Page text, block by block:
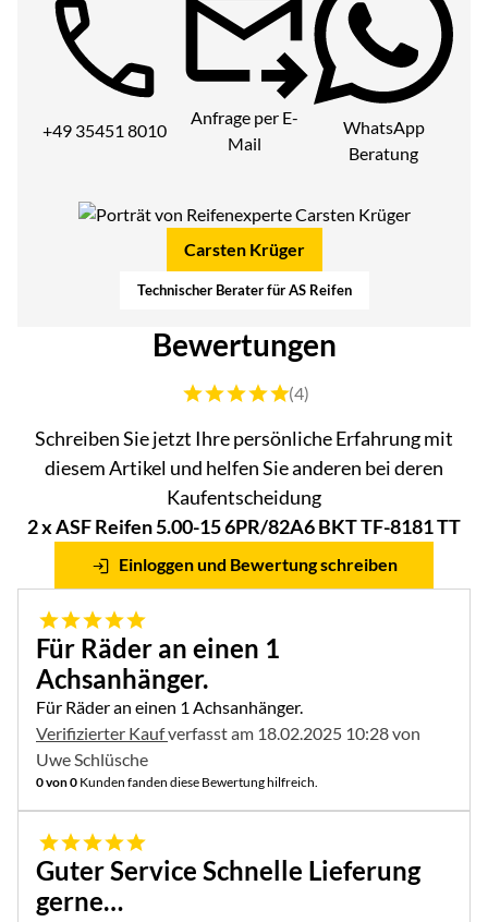
Telefon:
+49 35451 8010
Anfrage per E-
Mail
WhatsApp
Beratung
Carsten Krüger
Technischer Berater für AS Reifen
Bewertungen
Bewertung: 5 von 5 (4 Bewertungen)
(4)
Schreiben Sie jetzt Ihre persönliche Erfahrung mit
diesem Artikel und helfen Sie anderen bei deren
Kaufentscheidung
2 x ASF Reifen 5.00-15 6PR/82A6 BKT TF-8181 TT
Einloggen und Bewertung schreiben
5 von 5
Für Räder an einen 1
Achsanhänger.
Für Räder an einen 1 Achsanhänger.
Verifizierter Kaufverfasst am 18.02.2025 10:28 von
Uwe Schlüsche
0 von 0 Kunden fanden diese Bewertung hilfreich.
5 von 5
Guter Service Schnelle Lieferung
gerne…